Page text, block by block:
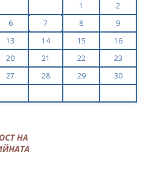
1
2
6 7 8
9
13 14 15
16
20 21 22
23
27 28 29
30